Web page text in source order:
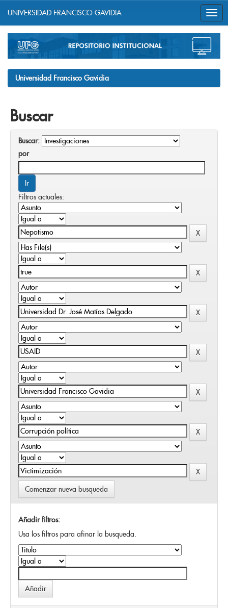
navigation
UNIVERSIDAD FRANCISCO GAVIDIA
Universidad Francisco Gavidia
Buscar
Buscar:
por
Filtros actuales:
Comenzar nueva busqueda
Añadir filtros:
Usa los filtros para afinar la busqueda.